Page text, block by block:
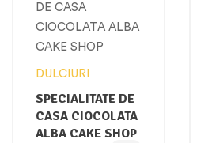
DULCIURI
SPECIALITATE DE
CASA CIOCOLATA
ALBA CAKE SHOP